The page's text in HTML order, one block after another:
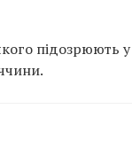
підозрюють